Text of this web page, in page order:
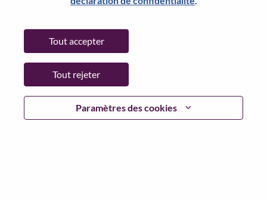
Paramètres des cookies
Tout accepter
Tout rejeter
Go Back